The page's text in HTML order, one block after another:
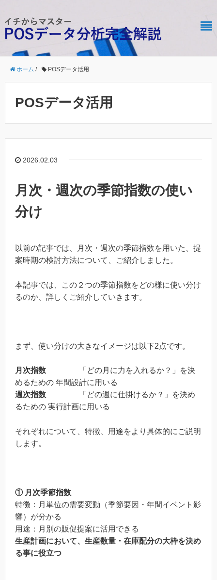
ホーム / POSデータ活用
POSデータ活用
2026.02.03
月次・週次の季節指数の使い
分け
以前の記事では、月次・週次の季節指数を用いた、提
案時期の検討方法について、ご紹介しました。
本記事では、この２つの季節指数をどの様に使い分け
るのか、詳しくご紹介していきます。
まず、使い分けの大きなイメージは以下2点です。
月次指数 「どの月に力を入れるか？」を決
めるための 年間設計に用いる
週次指数 「どの週に仕掛けるか？」を決め
るための 実行計画に用いる
それぞれについて、特徴、用途をより具体的にご説明
します。
① 月次季節指数
特徴：月単位の需要変動（季節要因・年間イベント影
響）が分かる
用途：月別の販促提案に活用できる
生産計画において、生産数量・在庫配分の大枠を決め
る事に役立つ